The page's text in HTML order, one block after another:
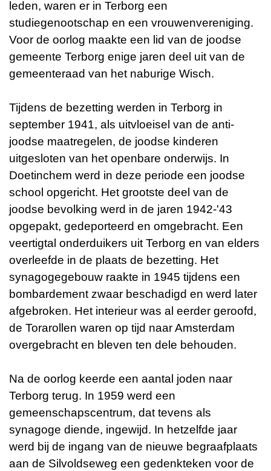
leden, waren er in Terborg een
studiegenootschap en een vrouwenvereniging.
Voor de oorlog maakte een lid van de joodse
gemeente Terborg enige jaren deel uit van de
gemeenteraad van het naburige Wisch.
Tijdens de bezetting werden in Terborg in
september 1941, als uitvloeisel van de anti-
joodse maatregelen, de joodse kinderen
uitgesloten van het openbare onderwijs. In
Doetinchem werd in deze periode een joodse
school opgericht. Het grootste deel van de
joodse bevolking werd in de jaren 1942-'43
opgepakt, gedeporteerd en omgebracht. Een
veertigtal onderduikers uit Terborg en van elders
overleefde in de plaats de bezetting. Het
synagogegebouw raakte in 1945 tijdens een
bombardement zwaar beschadigd en werd later
afgebroken. Het interieur was al eerder geroofd,
de Torarollen waren op tijd naar Amsterdam
overgebracht en bleven ten dele behouden.
Na de oorlog keerde een aantal joden naar
Terborg terug. In 1959 werd een
gemeenschapscentrum, dat tevens als
synagoge diende, ingewijd. In hetzelfde jaar
werd bij de ingang van de nieuwe begraafplaats
aan de Silvoldseweg een gedenkteken voor de